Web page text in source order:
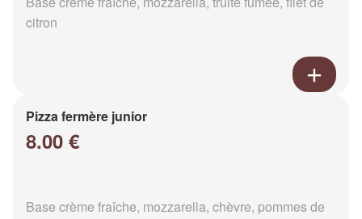
citron
Pizza fermère junior
8.00 €
Base crème fraîche, mozzarella, chèvre, pommes de